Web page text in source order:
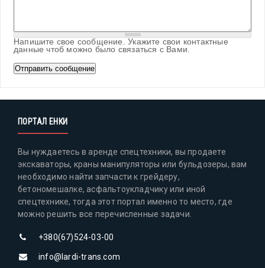
Напишите свое сообщение. Укажите свои контактные
данные чтоб можно было связаться с Вами.
ПОРТАЛ ЕНКИ
Вы нуждаетесь в аренде спецтехники, вы продаете
экскаваторы, краны манипуляторы или бульдозеры, вам
необходимо найти запчасти к грейдеру,
бетономешалке, асфальтоукладчику или иной
спецтехнике, тогда этот портал именно то место, где
можно решить все перечисленные задачи.
+380(67)524-03-00
info@lardi-trans.com